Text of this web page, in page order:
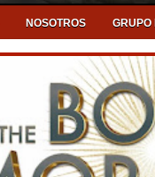
NOSOTROS GRUPO